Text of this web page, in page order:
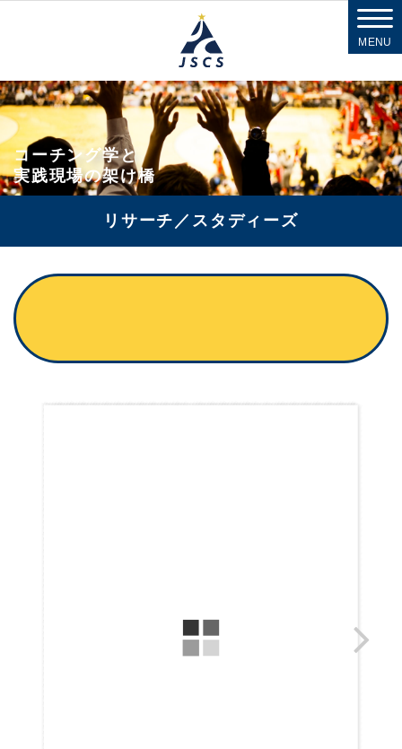
MENU
コーチング学と
実践現場の架け橋
リサーチ／スタディーズ